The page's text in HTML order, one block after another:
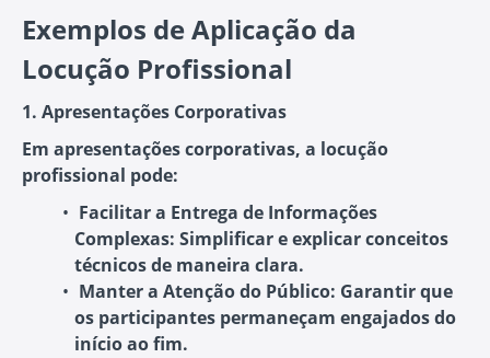
Exemplos de Aplicação da
Locução Profissional
1. Apresentações Corporativas
Em apresentações corporativas, a locução
profissional pode:
Facilitar a Entrega de Informações
Complexas: Simplificar e explicar conceitos
técnicos de maneira clara.
Manter a Atenção do Público: Garantir que
os participantes permaneçam engajados do
início ao fim.